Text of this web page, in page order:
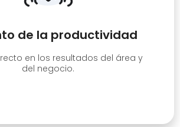
de la productividad
en los resultados del área y
del negocio.